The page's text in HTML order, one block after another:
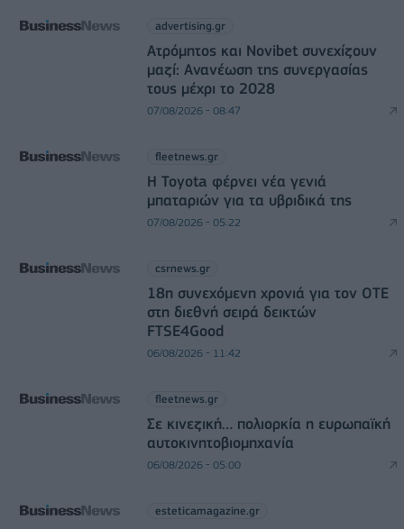
advertising.gr
Ατρόμητος και Novibet συνεχίζουν
μαζί: Ανανέωση της συνεργασίας
τους μέχρι το 2028
07/08/2026 - 08:47
fleetnews.gr
Η Toyota φέρνει νέα γενιά
μπαταριών για τα υβριδικά της
07/08/2026 - 05:22
csrnews.gr
18η συνεχόμενη χρονιά για τον ΟΤΕ
στη διεθνή σειρά δεικτών
FTSE4Good
06/08/2026 - 11:42
fleetnews.gr
Σε κινεζική… πολιορκία η ευρωπαϊκή
αυτοκινητοβιομηχανία
06/08/2026 - 05:00
esteticamagazine.gr